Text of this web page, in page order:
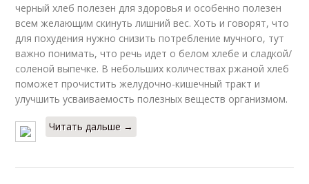
черный хлеб полезен для здоровья и особенно полезен
всем желающим скинуть лишний вес. Хоть и говорят, что
для похудения нужно снизить потребление мучного, тут
важно понимать, что речь идет о белом хлебе и сладкой/
соленой выпечке. В небольших количествах ржаной хлеб
поможет прочистить желудочно-кишечный тракт и
улучшить усваиваемость полезных веществ организмом.
Читать дальше →